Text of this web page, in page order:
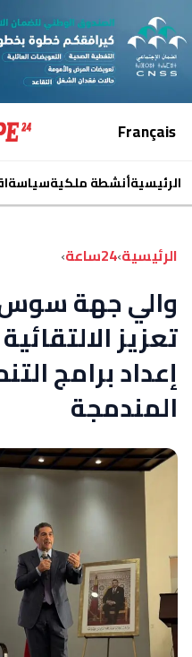
Français
الرئيسيةأنشطة ملكيةسياسة
الرئيسية›24ساعة ›
والي جهة
تعزيز
إعداد برامج
المندمجة